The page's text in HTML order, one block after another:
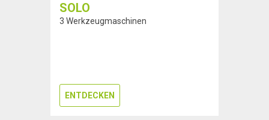
SOLO
3 Werkzeugmaschinen
ENTDECKEN